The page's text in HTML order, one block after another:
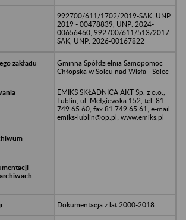
992700/611/1702/2019-SAK; UNP:
2019 - 00478839, UNP: 2024-
00656460, 992700/611/513/2017-
SAK, UNP: 2026-00167822
Gminna Spółdzielnia Samopomoc
Chłopska w Solcu nad Wisła - Solec
EMIKS SKŁADNICA AKT Sp. z o.o.,
Lublin, ul. Mełgiewska 152, tel. 81
749 65 60; fax 81 749 65 61; e-mail:
emiks-lublin@op.pl; www.emiks.pl
Dokumentacja z lat 2000-2018